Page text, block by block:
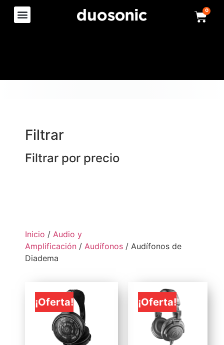
0
Filtrar
Filtrar por precio
Inicio / Audio y
Amplificación / Audífonos / Audífonos de
Diadema
¡Oferta! ¡Oferta!